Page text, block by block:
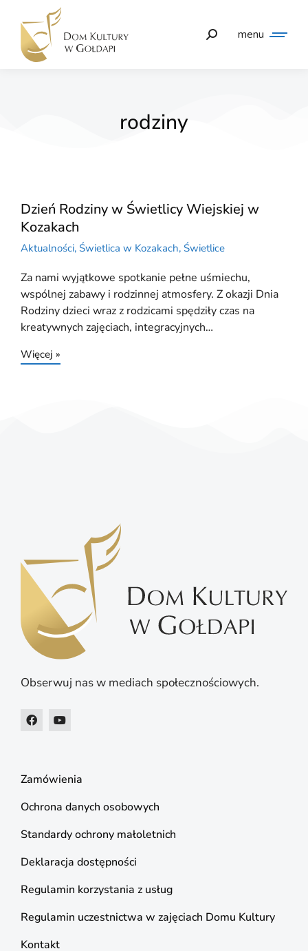
menu
rodziny
Dzień Rodziny w Świetlicy Wiejskiej w
Kozakach
Aktualności, Świetlica w Kozakach, Świetlice
Za nami wyjątkowe spotkanie pełne uśmiechu,
wspólnej zabawy i rodzinnej atmosfery. Z okazji Dnia
Rodziny dzieci wraz z rodzicami spędziły czas na
kreatywnych zajęciach, integracyjnych…
Więcej »
Obserwuj nas w mediach społecznościowych.
Zamówienia
Ochrona danych osobowych
Standardy ochrony małoletnich
Deklaracja dostępności
Regulamin korzystania z usług
Regulamin uczestnictwa w zajęciach Domu Kultury
Kontakt